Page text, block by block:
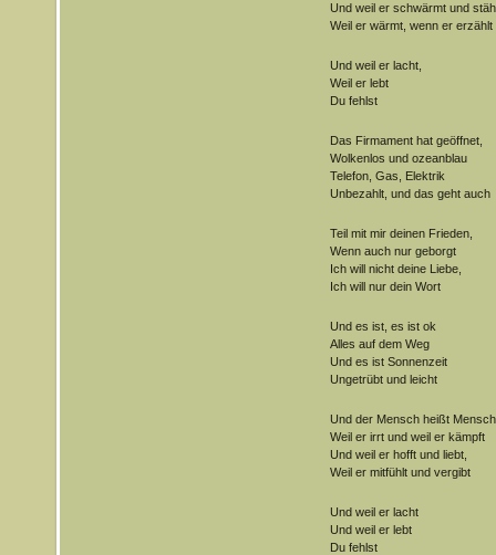
Und weil er schwärmt und
Weil er wärmt, wenn er erzählt
Und weil er lacht,
Weil er lebt
Du fehlst
Das Firmament hat geöffnet,
Wolkenlos und ozeanblau
Telefon, Gas, Elektrik
Unbezahlt, und das geht auch
Teil mit mir deinen Frieden,
Wenn auch nur geborgt
Ich will nicht deine Liebe,
Ich will nur dein Wort
Und es ist, es ist ok
Alles auf dem Weg
Und es ist Sonnenzeit
Ungetrübt und leicht
Und der Mensch heißt Mensch
Weil er irrt und weil er kämpft
Und weil er hofft und liebt,
Weil er mitfühlt und vergibt
Und weil er lacht
Und weil er lebt
Du fehlst